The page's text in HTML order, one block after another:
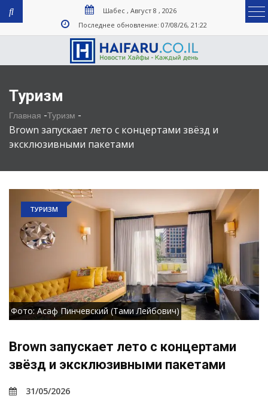
Шабес , Август 8 , 2026
Последнее обновление: 07/08/26, 21:22
Туризм
Главная -Туризм -
Brown запускает лето с концертами звёзд и
эксклюзивными пакетами
ТУРИЗМ
Фото: Асаф Пинчевский (Тами Лейбович)
Brown запускает лето с концертами
звёзд и эксклюзивными пакетами
31/05/2026